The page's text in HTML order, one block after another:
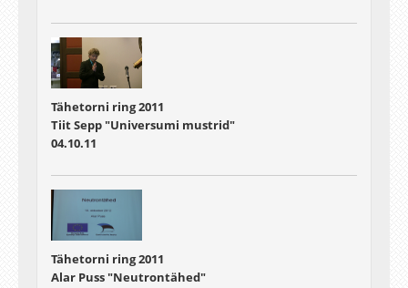
Tähetorni ring 2011
Tiit Sepp "Universumi mustrid"
04.10.11
Tähetorni ring 2011
Alar Puss "Neutrontähed"